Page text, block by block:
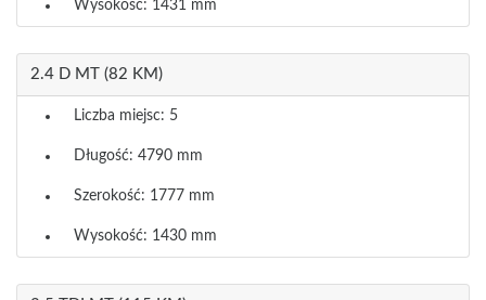
Wysokość: 1431 mm
2.4 D MT (82 KM)
Liczba miejsc: 5
Długość: 4790 mm
Szerokość: 1777 mm
Wysokość: 1430 mm